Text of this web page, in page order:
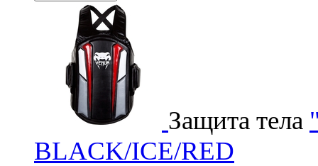
Защита тела
BLACK/ICE/RED